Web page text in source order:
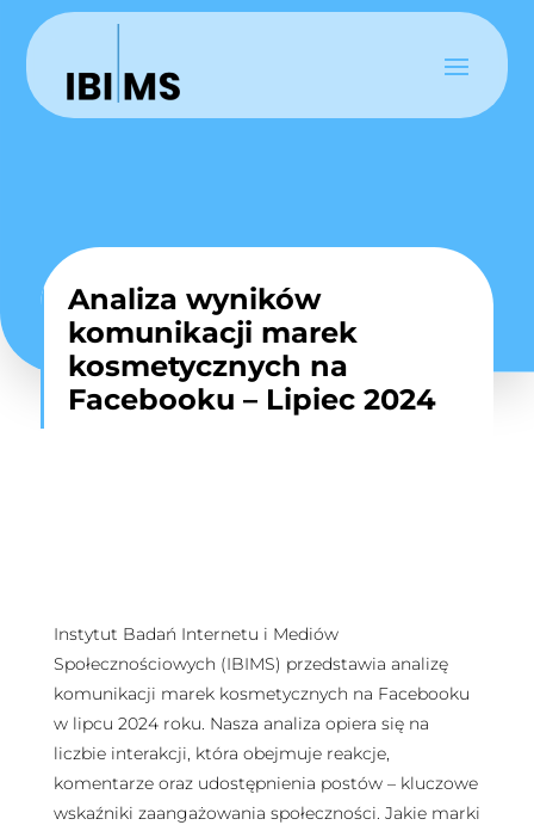
Analiza wyników
komunikacji marek
kosmetycznych na
Facebooku – Lipiec 2024
Instytut Badań Internetu i Mediów
Społecznościowych (IBIMS) przedstawia analizę
komunikacji marek kosmetycznych na Facebooku
w lipcu 2024 roku. Nasza analiza opiera się na
liczbie interakcji, która obejmuje reakcje,
komentarze oraz udostępnienia postów – kluczowe
wskaźniki zaangażowania społeczności. Jakie marki